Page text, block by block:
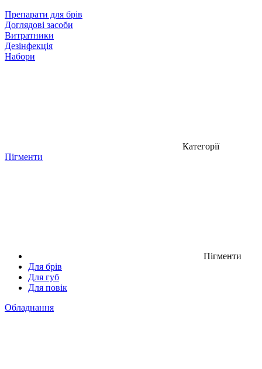
Препарати для брів
Доглядові засоби
Витратники
Дезінфекція
Набори
Категорії
Пігменти
Пігменти
Для брів
Для губ
Для повік
Обладнання